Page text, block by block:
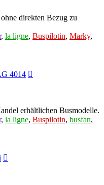
direkten Bezug zu
, la ligne, Buspilotin, Marky,
4014
erhältlichen Busmodelle.
, la ligne, Buspilotin, busfan,